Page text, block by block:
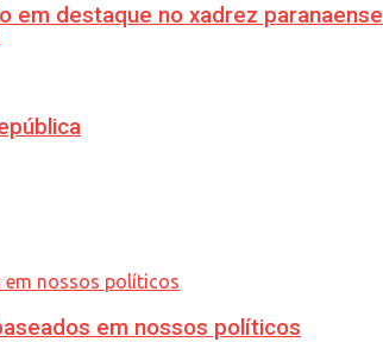
em destaque no xadrez paranaense
em nossos políticos